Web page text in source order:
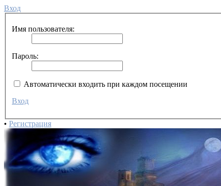
Вход
Имя пользователя:
Пароль:
Автоматически входить при каждом посещении
Вход
• Регистрация